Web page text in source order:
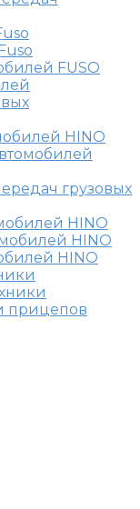
FUSO
HINO
грузовых
HINO
HINO
HINO
прицепов